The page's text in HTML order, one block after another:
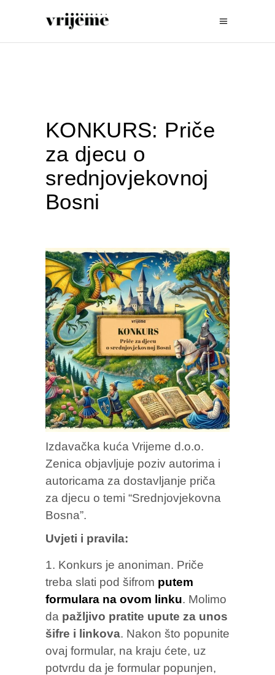
KONKURS: Priče
za djecu o
srednjovjekovnoj
Bosni
Izdavačka kuća Vrijeme d.o.o.
Zenica objavljuje poziv autorima i
autoricama za dostavljanje priča
za djecu o temi “Srednjovjekovna
Bosna”.
Uvjeti i pravila:
Konkurs je anoniman. Priče
treba slati pod šifrom putem
formulara na ovom linku. Molimo
da pažljivo pratite upute za unos
šifre i linkova. Nakon što popunite
ovaj formular, na kraju ćete, uz
potvrdu da je formular popunjen,